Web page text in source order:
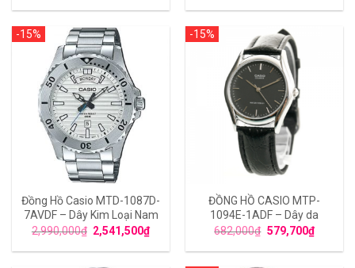
-15%
Đồng Hồ Casio MTD-1087D-
7AVDF – Dây Kim Loại Nam
2,990,000₫ 2,541,500₫
-15%
ĐỒNG HỒ CASIO MTP-
1094E-1ADF – Dây da
682,000₫ 579,700₫